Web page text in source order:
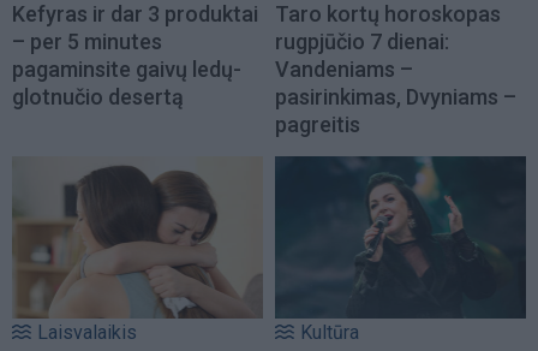
Kefyras ir dar 3 produktai
– per 5 minutes
pagaminsite gaivų ledų-
glotnučio desertą
Taro kortų horoskopas
rugpjūčio 7 dienai:
Vandeniams –
pasirinkimas, Dvyniams –
pagreitis
Laisvalaikis Kultūra